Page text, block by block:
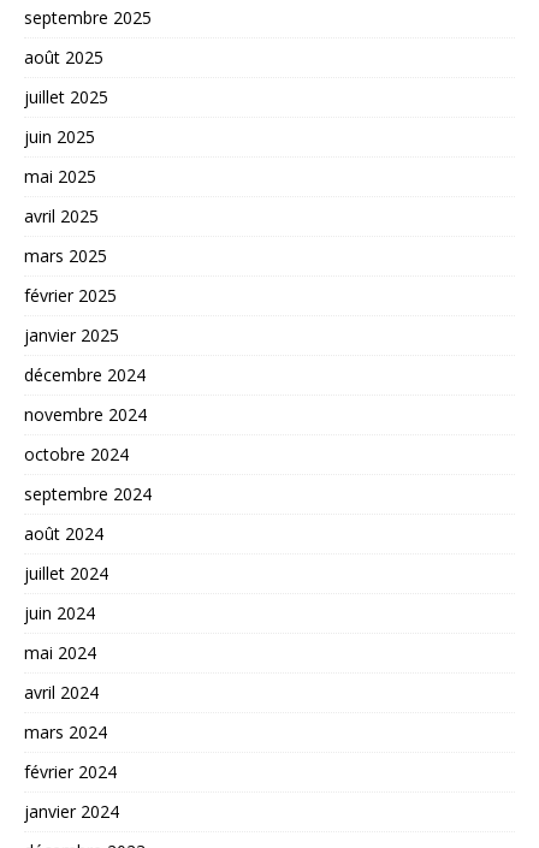
septembre 2025
août 2025
juillet 2025
juin 2025
mai 2025
avril 2025
mars 2025
février 2025
janvier 2025
décembre 2024
novembre 2024
octobre 2024
septembre 2024
août 2024
juillet 2024
juin 2024
mai 2024
avril 2024
mars 2024
février 2024
janvier 2024